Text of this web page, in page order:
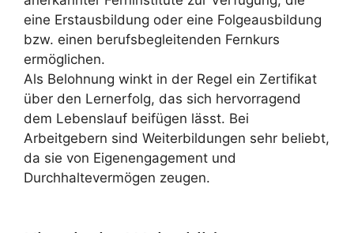
eine Erstausbildung oder eine Folgeausbildung
bzw. einen berufsbegleitenden Fernkurs
ermöglichen.
Als Belohnung winkt in der Regel ein Zertifikat
über den Lernerfolg, das sich hervorragend
dem Lebenslauf beifügen lässt. Bei
Arbeitgebern sind Weiterbildungen sehr beliebt,
da sie von Eigenengagement und
Durchhaltevermögen zeugen.